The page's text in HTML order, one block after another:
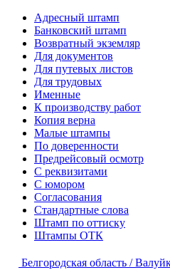
Адресный штамп
Банковский штамп
Возвратный экземляр
Для документов
Для путевых листов
Для трудовых
Именные
К производству работ
Копия верна
Малые штампы
По доверенности
Предрейсовый осмотр
С реквизитами
С юмором
Согласования
Стандартные слова
Штамп по оттиску
Штампы ОТК
Белгородская область /